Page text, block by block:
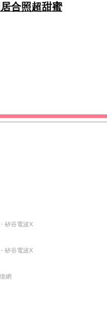
合照超甜蜜
矽谷電波X
矽谷電波X
網